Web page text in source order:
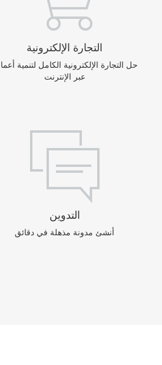
التجارة الإلكترونية
حل التجارة الإلكترونية الكامل لتنمية
عبر الإنترنت
التدوين
أنشئ مدونة مذهلة في دقائق